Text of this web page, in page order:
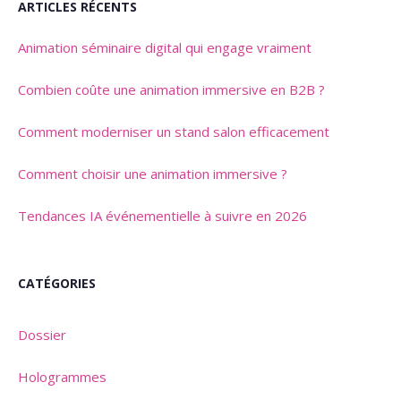
ARTICLES RÉCENTS
Animation séminaire digital qui engage vraiment
Combien coûte une animation immersive en B2B ?
Comment moderniser un stand salon efficacement
Comment choisir une animation immersive ?
Tendances IA événementielle à suivre en 2026
CATÉGORIES
Dossier
Hologrammes